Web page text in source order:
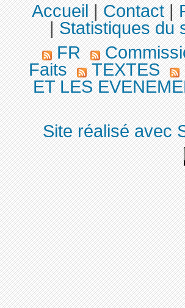
Accueil|Contact|
|Statistiques du
FR
Faits
TEXTES
ET LES
Site réalisé avec